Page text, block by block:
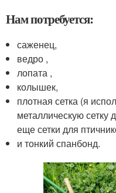
Нам потребуется:
саженец,
ведро ,
лопата ,
колышек,
плотная сетка (я
металлическую сетку
еще сетки для
и тонкий спанбонд.